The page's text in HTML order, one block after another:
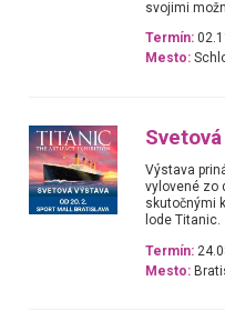
svojimi
Termín:
Mesto:
Výstava
vylovené zo
skutočnými
lode Titanic.
Termín:
Mesto: